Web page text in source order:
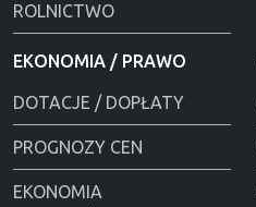
ROLNICTWO
EKONOMIA / PRAWO
DOTACJE / DOPŁATY
PROGNOZY CEN
EKONOMIA